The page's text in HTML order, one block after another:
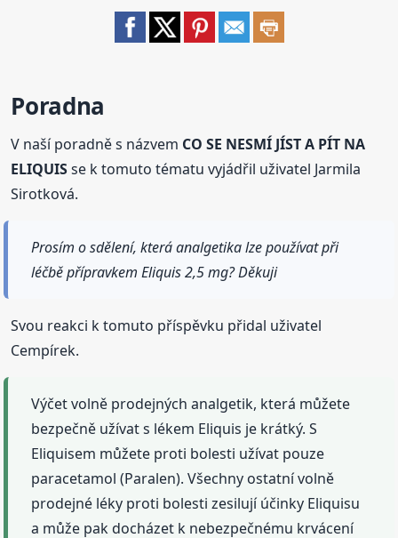
Poradna
V naší poradně s názvem CO SE NESMÍ JÍST A PÍT NA
ELIQUISse k tomuto tématu vyjádřil uživatel Jarmila
Sirotková.
Prosím o sdělení, která analgetika lze používat při
léčbě přípravkem Eliquis 2,5 mg? Děkuji
Svou reakci k tomuto příspěvku přidal uživatel
Cempírek.
Výčet volně prodejných analgetik, která můžete
bezpečně užívat s lékem Eliquis je krátký. S
Eliquisem můžete proti bolesti užívat pouze
paracetamol (Paralen). Všechny ostatní volně
prodejné léky proti bolesti zesilují účinky Eliquisu
a může pak docházet k nebezpečnému krvácení